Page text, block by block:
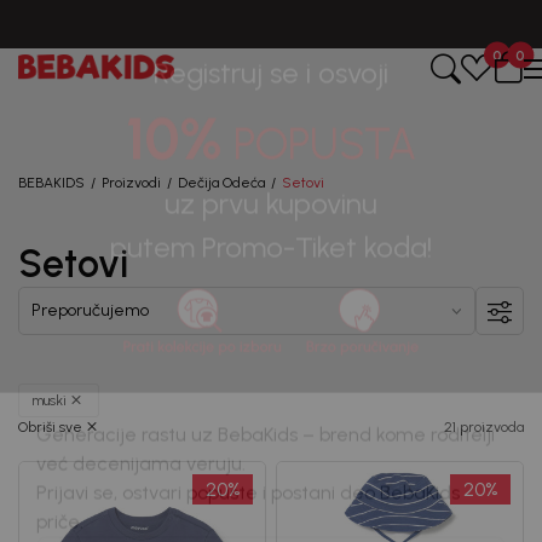
0
0
BEBAKIDS Proizvodi Dečija Odeća Setovi
Setovi
muski
21 proizvoda
Obriši sve
20% 20%
10%POPUSTA
putem Promo-Tiket koda!
Generacije rastu uz BebaKids – brend kome roditelji
već decenijama veruju.